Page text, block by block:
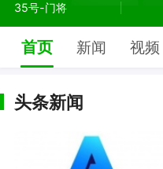
35号-门将
首页 新闻 视频
头条新闻